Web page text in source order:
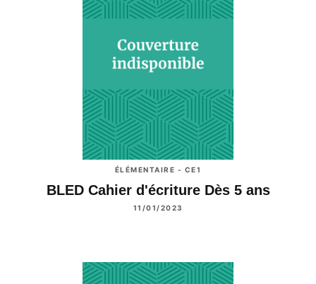
ÉLÉMENTAIRE - CE1
BLED Cahier d'écriture Dès 5 ans
11/01/2023